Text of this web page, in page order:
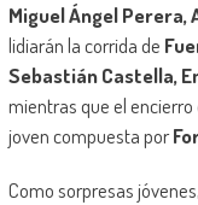
Miguel Ángel Perera,
lidiarán la corrida de
Sebastián Castella,
mientras que el encierro
joven compuesta por
Como sorpresas